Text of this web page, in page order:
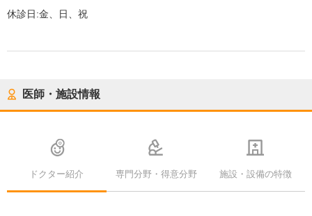
休診日:金、日、祝
医師・施設情報
ドクター紹介 専門分野・得意分野 施設・設備の特徴